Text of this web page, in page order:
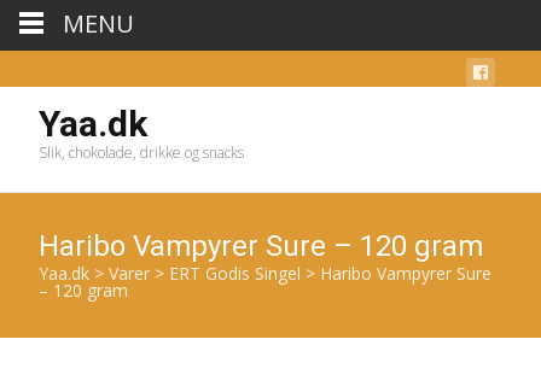
Yaa.dk
Slik, chokolade, drikke og snacks
Haribo Vampyrer Sure – 120 gram
Yaa.dk > Varer > ERT Godis Singel > Haribo Vampyrer Sure
– 120 gram
MENU